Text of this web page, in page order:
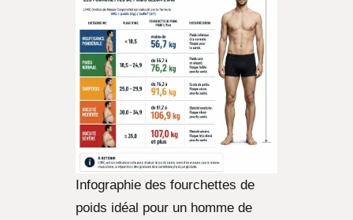
Infographie des fourchettes de
poids idéal pour un homme de